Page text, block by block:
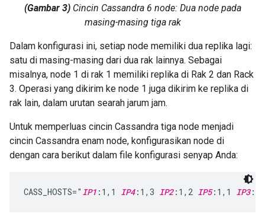
(Gambar 3) Cincin Cassandra 6 node: Dua node pada
masing-masing tiga rak
Dalam konfigurasi ini, setiap node memiliki dua replika lagi:
satu di masing-masing dari dua rak lainnya. Sebagai
misalnya, node 1 di rak 1 memiliki replika di Rak 2 dan Rack
3. Operasi yang dikirim ke node 1 juga dikirim ke replika di
rak lain, dalam urutan searah jarum jam.
Untuk memperluas cincin Cassandra tiga node menjadi
cincin Cassandra enam node, konfigurasikan node di
dengan cara berikut dalam file konfigurasi senyap Anda:
CASS_HOSTS=" IP1 :1,1 IP4:1,3 IP2:1,2 IP5:1,1 IP3